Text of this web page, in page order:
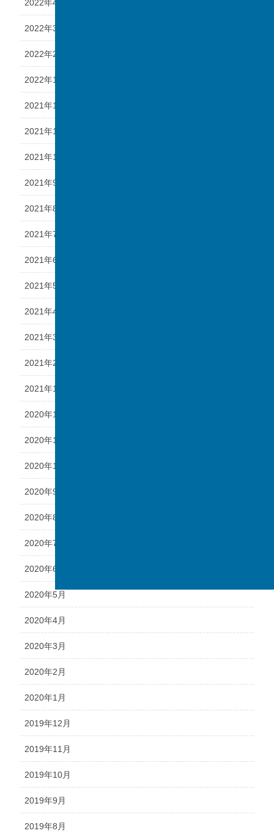
2022年4月
2022年3月
2022年2月
2022年1月
2021年12月
2021年11月
2021年10月
2021年9月
2021年8月
2021年7月
2021年6月
2021年5月
2021年4月
2021年3月
2021年2月
2021年1月
2020年12月
2020年11月
2020年10月
2020年9月
2020年8月
2020年7月
2020年6月
2020年5月
2020年4月
2020年3月
2020年2月
2020年1月
2019年12月
2019年11月
2019年10月
2019年9月
2019年8月